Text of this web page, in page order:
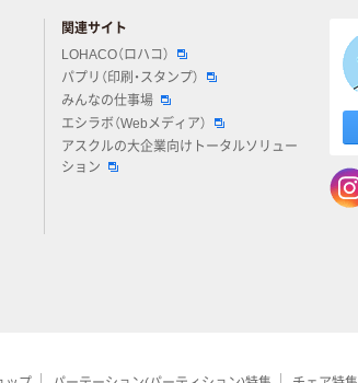
関連サイト
LOHACO（ロハコ）
パプリ（印刷・スタンプ）
みんなの仕事場
エシラボ（Webメディア）
アスクルの大企業向けトータルソリュー
ション